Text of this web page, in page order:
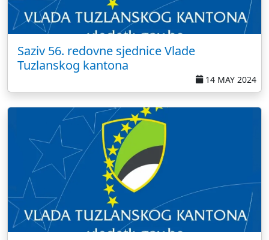
Saziv 56. redovne sjednice Vlade
Tuzlanskog kantona
14 MAY 2024